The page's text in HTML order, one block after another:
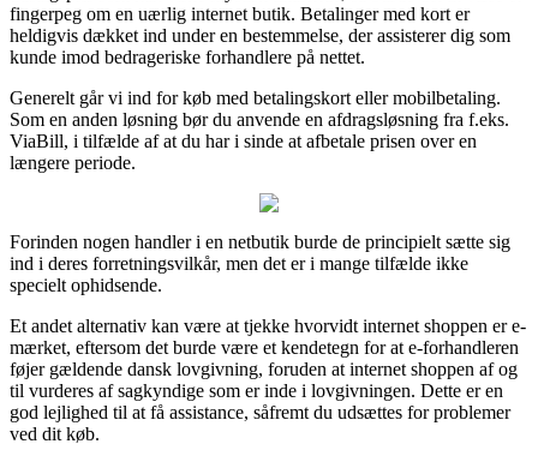
fingerpeg om en uærlig internet butik. Betalinger med kort er
heldigvis dækket ind under en bestemmelse, der assisterer dig som
kunde imod bedrageriske forhandlere på nettet.
Generelt går vi ind for køb med betalingskort eller mobilbetaling.
Som en anden løsning bør du anvende en afdragsløsning fra f.eks.
ViaBill, i tilfælde af at du har i sinde at afbetale prisen over en
længere periode.
Forinden nogen handler i en netbutik burde de principielt sætte sig
ind i deres forretningsvilkår, men det er i mange tilfælde ikke
specielt ophidsende.
Et andet alternativ kan være at tjekke hvorvidt internet shoppen er e-
mærket, eftersom det burde være et kendetegn for at e-forhandleren
føjer gældende dansk lovgivning, foruden at internet shoppen af og
til vurderes af sagkyndige som er inde i lovgivningen. Dette er en
god lejlighed til at få assistance, såfremt du udsættes for problemer
ved dit køb.